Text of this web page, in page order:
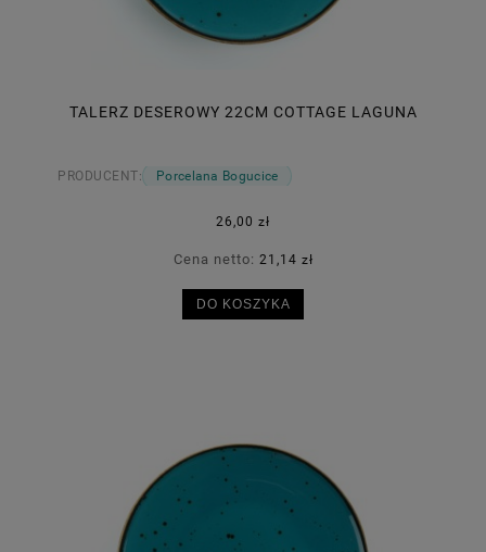
TALERZ DESEROWY 22CM COTTAGE LAGUNA
PRODUCENT: Porcelana Bogucice
26,00 zł
Cena netto: 21,14 zł
DO KOSZYKA